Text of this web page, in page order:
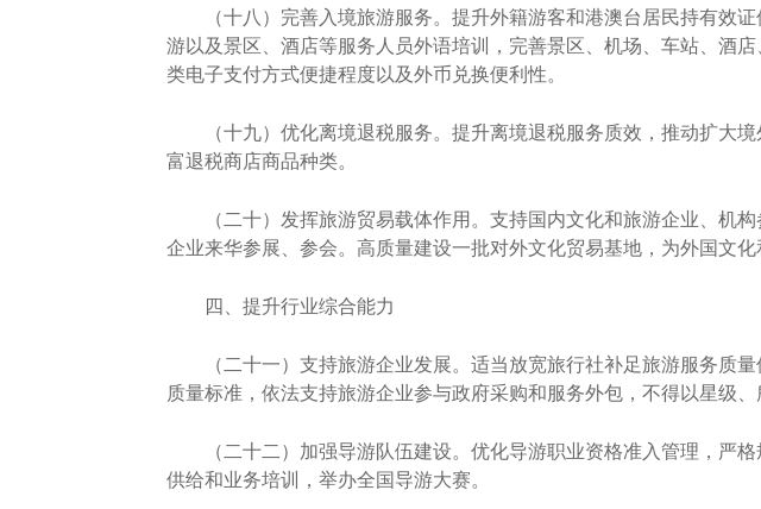
（十八）完善入境旅游服务。提升外籍游客和港澳台居民持有效证
游以及景区、酒店等服务人员外语培训，完善景区、机场、车站、酒
类电子支付方式便捷程度以及外币兑换便利性。
（十九）优化离境退税服务。提升离境退税服务质效，推动扩大境
富退税商店商品种类。
（二十）发挥旅游贸易载体作用。支持国内文化和旅游企业、机构
企业来华参展、参会。高质量建设一批对外文化贸易基地，为外国文
四、提升行业综合能力
（二十一）支持旅游企业发展。适当放宽旅行社补足旅游服务质量
质量标准，依法支持旅游企业参与政府采购和服务外包，不得以星级
（二十二）加强导游队伍建设。优化导游职业资格准入管理，严格
供给和业务培训，举办全国导游大赛。